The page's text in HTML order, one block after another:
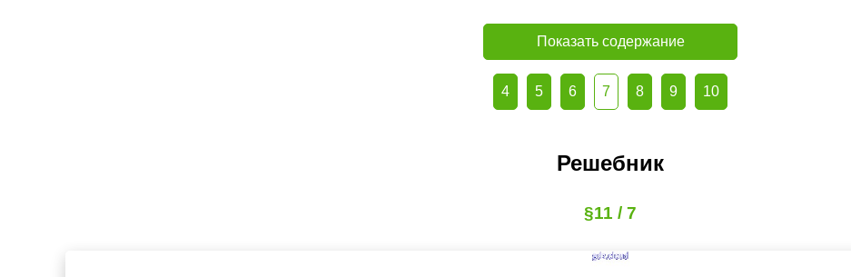
Показать содержание
4 5 6 7 8 9 10
Решебник
§11 / 7